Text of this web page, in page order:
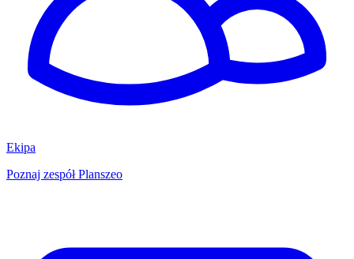
Ekipa
Poznaj zespół Planszeo